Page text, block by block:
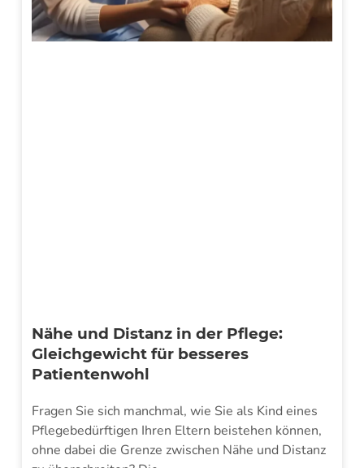
Nähe und Distanz in der Pflege:
Gleichgewicht für besseres
Patientenwohl
Fragen Sie sich manchmal, wie Sie als Kind eines
Pflegebedürftigen Ihren Eltern beistehen können,
ohne dabei die Grenze zwischen Nähe und Distanz